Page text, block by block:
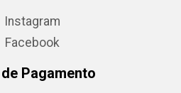
Instagram
Facebook
Pagamento